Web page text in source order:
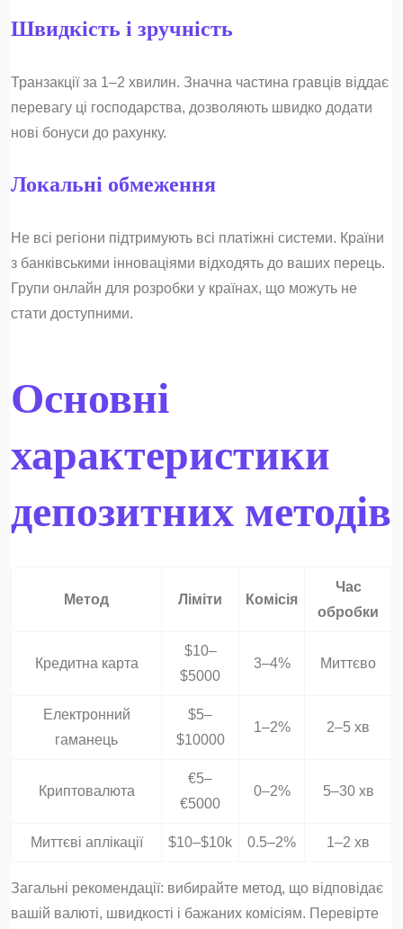
Швидкість і зручність
Транзакції за 1–2 хвилин. Значна частина гравців віддає
перевагу ці господарства, дозволяють швидко додати
нові бонуси до рахунку.
Локальні обмеження
Не всі регіони підтримують всі платіжні системи. Країни
з банківськими інноваціями відходять до ваших перець.
Групи онлайн для розробки у країнах, що можуть не
стати доступними.
Основні
характеристики
депозитних методів
Метод Ліміти Комісія
Час
обробки
Кредитна карта
$10–
$5000
3–4% Миттєво
Електронний
гаманець
$5–
$10000
1–2% 2–5 хв
Криптовалюта
€5–
€5000
0–2% 5–30 хв
Миттєві аплікації $10–$10k 0.5–2% 1–2 хв
Загальні рекомендації: вибирайте метод, що відповідає
вашій валюті, швидкості і бажаних комісіям. Перевірте